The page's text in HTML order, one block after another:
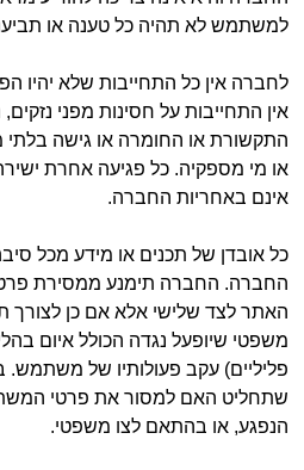
למשתמש לא תהיה כל טענה או תביעה
לחברה אין כל התחייבות שלא יהיו
אין התחייבות על חסינות מפני
התקשורת או החומרה או גישה
או מי מספקיה. כל פגיעה אחרת
אינם באחריות החברה.
כל אובדן של תכנים או מידע מכל
החברה. החברה תימנע ממסירת
האתר לצד שלישי אלא אם כן לצורך
משפטי שיופעל נגדה הכולל איום
פליליים) עקב פעולותיו של
שתחליט האם למסור את פרטי
הנפגע, או בהתאם לצו משפטי.